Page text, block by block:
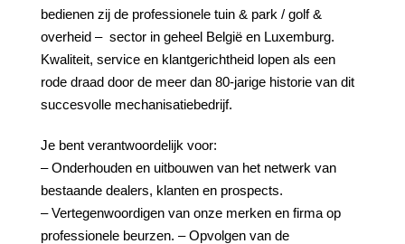
bedienen zij de professionele tuin & park / golf &
overheid – sector in geheel België en Luxemburg.
Kwaliteit, service en klantgerichtheid lopen als een
rode draad door de meer dan 80-jarige historie van dit
succesvolle mechanisatiebedrijf.
Je bent verantwoordelijk voor:
– Onderhouden en uitbouwen van het netwerk van
bestaande dealers, klanten en prospects.
– Vertegenwoordigen van onze merken en firma op
professionele beurzen. – Opvolgen van de